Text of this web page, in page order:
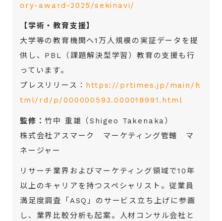
ory-award-2025/sekinavi/
【学術・教育支援】
大学等の教育機関へ1万人規模の実証データを提
供し、PBL（課題解決型学習）教育の支援も行
っています。
プレスリリース： https://prtimes.jp/main/h
tml/rd/p/000000593.000018991.html
監修：竹中 重雄（Shigeo Takenaka）
株式会社アスマーク マーケティング管轄 マ
ネージャー
リサーチ業界およびマーケティング領域で10年
以上のキャリアを持つスペシャリスト。従業員
満足度調査「ASQ」のサービス立ち上げに参画
し、業界比較分析も起案。人材コンサル会社と